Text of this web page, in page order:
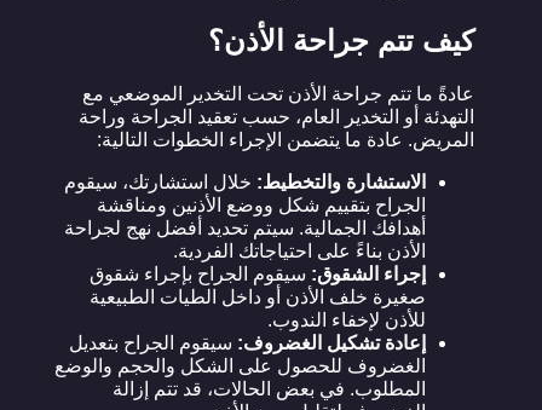
كيف تتم جراحة الأذن؟
عادةً ما تتم جراحة الأذن تحت التخدير الموضعي مع
التهدئة أو التخدير العام، حسب تعقيد الجراحة وراحة
المريض. عادة ما يتضمن الإجراء الخطوات التالية:
الاستشارة والتخطيط: خلال استشارتك، سيقوم
الجراح بتقييم شكل ووضع الأذنين ومناقشة
أهدافك الجمالية. سيتم تحديد أفضل نهج لجراحة
الأذن بناءً على احتياجاتك الفردية.
إجراء الشقوق: سيقوم الجراح بإجراء شقوق
صغيرة خلف الأذن أو داخل الطيات الطبيعية
للأذن لإخفاء الندوب.
إعادة تشكيل الغضروف: سيقوم الجراح بتعديل
الغضروف للحصول على الشكل والحجم والوضع
المطلوب. في بعض الحالات، قد تتم إزالة